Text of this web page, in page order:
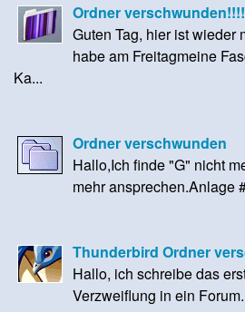
Ordner
Guten Tag, hier ist wieder
habe am Freitagmeine
Ka...
Ordner verschwunden
Hallo,Ich finde "G" nicht
mehr ansprechen.Anlage
Thunderbird Ordner
Hallo, ich schreibe das
Verzweiflung in ein